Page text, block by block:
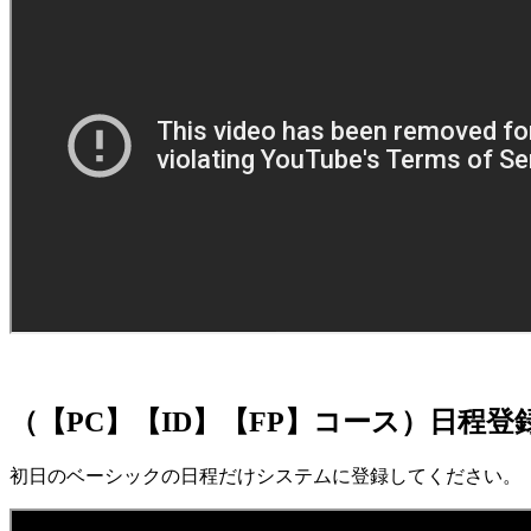
（【PC】【ID】【FP】コース）日程登
初日のベーシックの日程だけシステムに登録してください。